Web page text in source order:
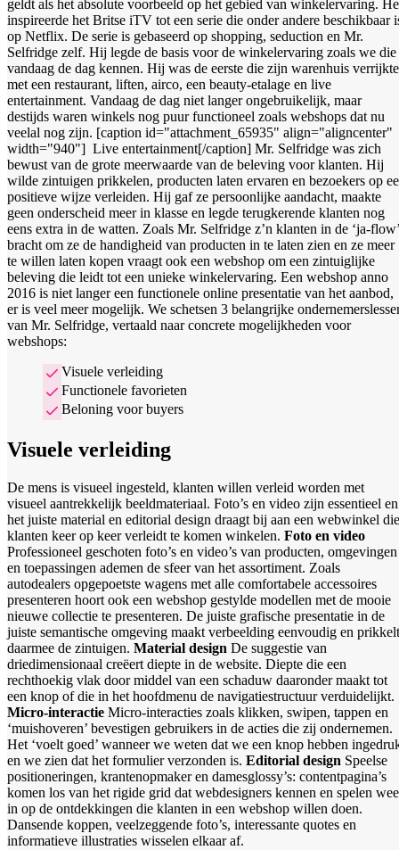
geldt als het absolute voorbeeld op het gebied van winkelervaring.
inspireerde het Britse iTV tot een serie die onder andere beschikbaar
op Netflix. De serie is gebaseerd op shopping, seduction en Mr.
Selfridge zelf. Hij legde de basis voor de winkelervaring zoals we die
vandaag de dag kennen. Hij was de eerste die zijn warenhuis verrijkte
met een restaurant, liften, airco, een beauty-etalage en live
entertainment. Vandaag de dag niet langer ongebruikelijk, maar
destijds waren winkels nog puur functioneel zoals webshops dat nu
veelal nog zijn. [caption id="attachment_65935" align="aligncenter"
width="940"] Live entertainment[/caption] Mr. Selfridge was zich
bewust van de grote meerwaarde van de beleving voor klanten. Hij
wilde zintuigen prikkelen, producten laten ervaren en bezoekers op
positieve wijze verleiden. Hij gaf ze persoonlijke aandacht, maakte
geen onderscheid meer in klasse en legde terugkerende klanten nog
eens extra in de watten. Zoals Mr. Selfridge z’n klanten in de ‘ja-flow’
bracht om ze de handigheid van producten in te laten zien en ze meer
te willen laten kopen vraagt ook een webshop om een zintuiglijke
beleving die leidt tot een unieke winkelervaring. Een webshop anno
2016 is niet langer een functionele online presentatie van het aanbod,
er is veel meer mogelijk. We schetsen 3 belangrijke
van Mr. Selfridge, vertaald naar concrete mogelijkheden voor
webshops:
Visuele verleiding
Functionele favorieten
Beloning voor buyers
Visuele verleiding
De mens is visueel ingesteld, klanten willen verleid worden met
visueel aantrekkelijk beeldmateriaal. Foto’s en video zijn essentieel en
het juiste material en editorial design draagt bij aan een webwinkel die
klanten keer op keer verleidt te komen winkelen. Foto en video
Professioneel geschoten foto’s en video’s van producten, omgevingen
en toepassingen ademen de sfeer van het assortiment. Zoals
autodealers opgepoetste wagens met alle comfortabele accessoires
presenteren hoort ook een webshop gestylde modellen met de mooie
nieuwe collectie te presenteren. De juiste grafische presentatie in de
juiste semantische omgeving maakt verbeelding eenvoudig en prikkelt
daarmee de zintuigen. Material design De suggestie van
driedimensionaal creëert diepte in de website. Diepte die een
rechthoekig vlak door middel van een schaduw daaronder maakt tot
een knop of die in het hoofdmenu de navigatiestructuur verduidelijkt.
Micro-interactie Micro-interacties zoals klikken, swipen, tappen en
‘muishoveren’ bevestigen gebruikers in de acties die zij ondernemen.
Het ‘voelt goed’ wanneer we weten dat we een knop hebben
en we zien dat het formulier verzonden is. Editorial design Speelse
positioneringen, krantenopmaker en damesglossy’s: contentpagina’s
komen los van het rigide grid dat webdesigners kennen en spelen
in op de ontdekkingen die klanten in een webshop willen doen.
Dansende koppen, veelzeggende foto’s, interessante quotes en
informatieve illustraties wisselen elkaar af.